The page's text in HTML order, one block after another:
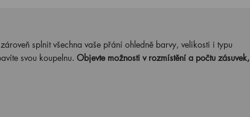
splnit všechna vaše přání ohledně barvy, velikosti i typu
svou koupelnu. Objevte možnosti v rozmístění a počtu zásuvek,